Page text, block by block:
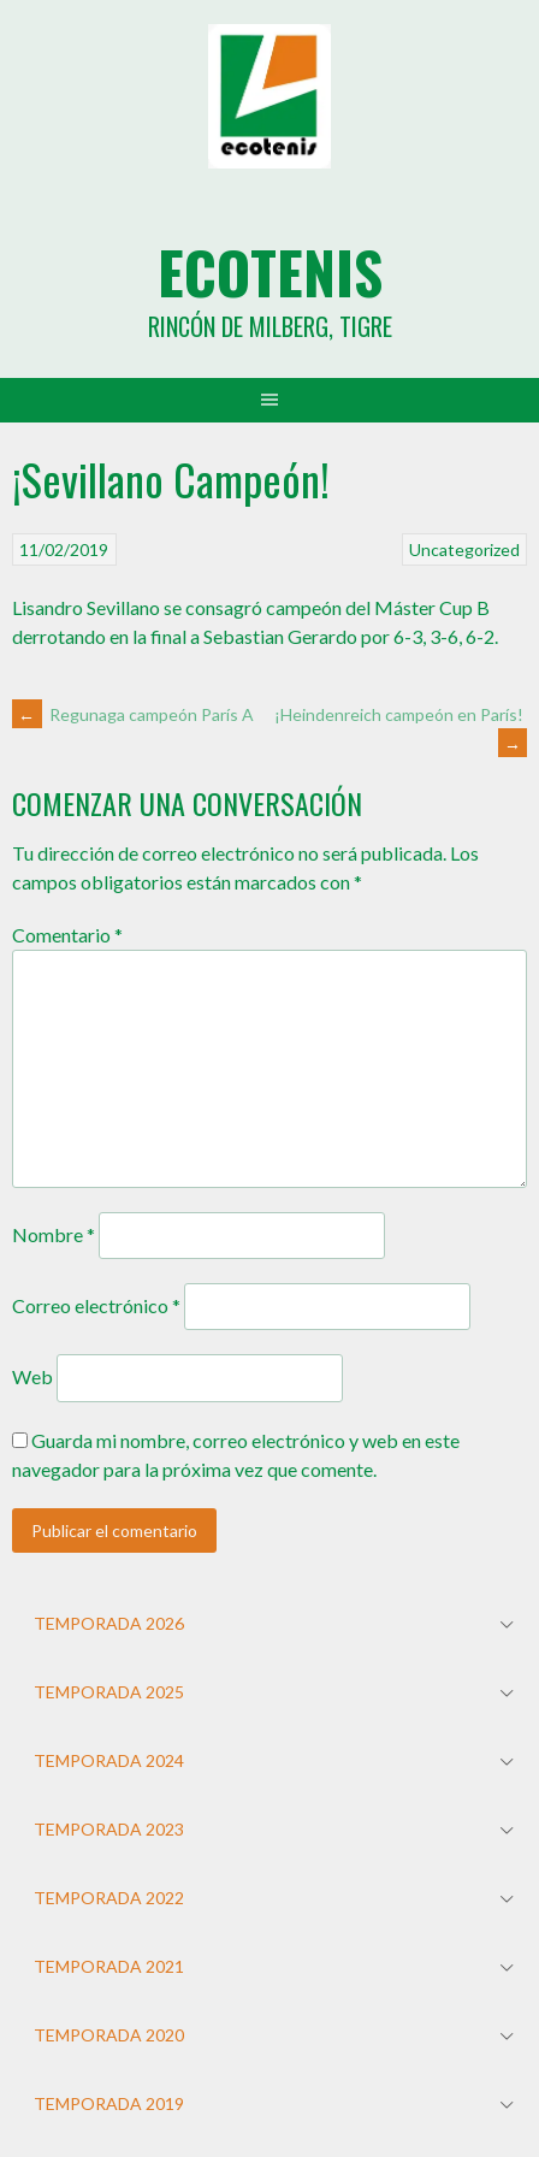
ECOTENIS
RINCÓN DE MILBERG, TIGRE
¡Sevillano Campeón!
Uncategorized
11/02/2019
Lisandro Sevillano se consagró campeón del Máster Cup B
derrotando en la final a Sebastian Gerardo por 6-3, 3-6, 6-2.
← Regunaga campeón París A
¡Heindenreich campeón en París!
→
COMENZAR UNA CONVERSACIÓN
Tu dirección de correo electrónico no será publicada. Los
campos obligatorios están marcados con*
Comentario*
Nombre*
Correo electrónico*
Web
Guarda mi nombre, correo electrónico y web en este
navegador para la próxima vez que comente.
TEMPORADA 2026
TEMPORADA 2025
TEMPORADA 2024
TEMPORADA 2023
TEMPORADA 2022
TEMPORADA 2021
TEMPORADA 2020
TEMPORADA 2019